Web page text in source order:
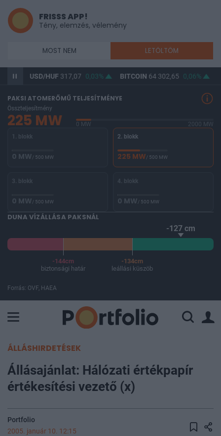
FRISSS APP!
Tény, elemzés, vélemény
MOST NEM LETÖLTÖM
USD/HUF317,07 0,03% BITCOIN64 302,65 0,06% BUX
PAKSI ATOMERŐMŰ TELJESÍTMÉNYE
Összteljesítmény
225 MW 0 MW
2000 MW
1. blokk
0 MW/ 500 MW
2. blokk
225 MW/ 500 MW
3. blokk
0 MW/ 500 MW
4. blokk
0 MW/ 500 MW
DUNA VÍZÁLLÁSA PAKSNÁL
-127 cm
-144cm
biztonsági határ
-134cm
leállási küszöb
Forrás: OVF, HAEA
ÁLLÁSHIRDETÉSEK
Állásajánlat: Hálózati értékpapír
értékesítési vezető (x)
Portfolio
2005. január 10. 12:15